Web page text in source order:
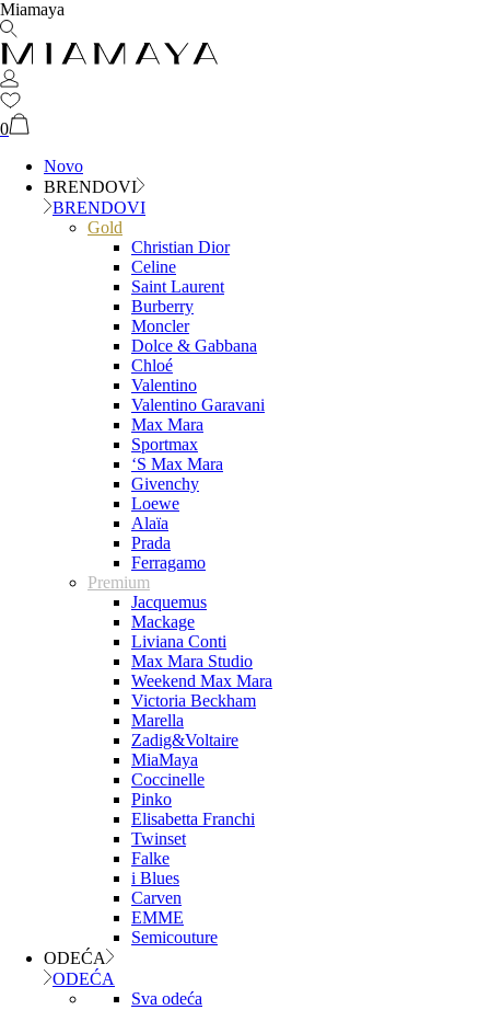
Miamaya
0
Novo
BRENDOVI
BRENDOVI
Gold
Christian Dior
Celine
Saint Laurent
Burberry
Moncler
Dolce & Gabbana
Chloé
Valentino
Valentino Garavani
Max Mara
Sportmax
‘S Max Mara
Givenchy
Loewe
Alaïa
Prada
Ferragamo
Premium
Jacquemus
Mackage
Liviana Conti
Max Mara Studio
Weekend Max Mara
Victoria Beckham
Marella
Zadig&Voltaire
MiaMaya
Coccinelle
Pinko
Elisabetta Franchi
Twinset
Falke
i Blues
Carven
EMME
Semicouture
ODEĆA
ODEĆA
Sva odeća